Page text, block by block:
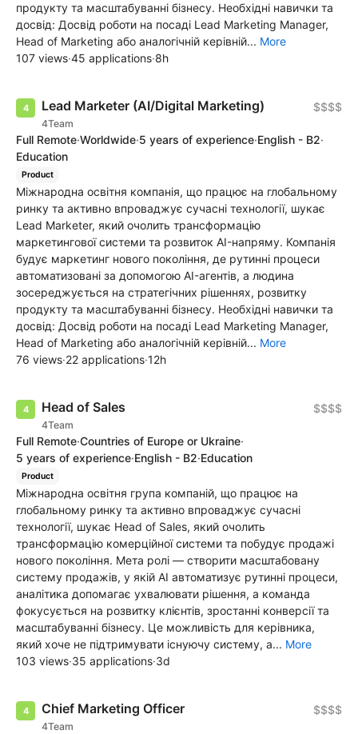
продукту та масштабуванні бізнесу. Необхідні навички та
досвід: Досвід роботи на посаді Lead Marketing Manager,
Head of Marketing або аналогічній керівній... More
107 views·45 applications·8h
Lead Marketer (AI/Digital Marketing)
4Team
$$$$
Full Remote·Worldwide·5 years of experience·English - B2·
Education
Product
Міжнародна освітня компанія, що працює на глобальному
ринку та активно впроваджує сучасні технології, шукає
Lead Marketer, який очолить трансформацію
маркетингової системи та розвиток AI-напряму. Компанія
будує маркетинг нового покоління, де рутинні процеси
автоматизовані за допомогою AI-агентів, а людина
зосереджується на стратегічних рішеннях, розвитку
продукту та масштабуванні бізнесу. Необхідні навички та
досвід: Досвід роботи на посаді Lead Marketing Manager,
Head of Marketing або аналогічній керівній... More
76 views·22 applications·12h
Head of Sales
4Team
$$$$
Full Remote·Countries of Europe or Ukraine·
5 years of experience·English - B2·Education
Product
Міжнародна освітня група компаній, що працює на
глобальному ринку та активно впроваджує сучасні
технології, шукає Head of Sales, який очолить
трансформацію комерційної системи та побудує продажі
нового покоління. Мета ролі — створити масштабовану
систему продажів, у якій AI автоматизує рутинні процеси,
аналітика допомагає ухвалювати рішення, а команда
фокусується на розвитку клієнтів, зростанні конверсії та
масштабуванні бізнесу. Це можливість для керівника,
який хоче не підтримувати існуючу систему, а... More
103 views·35 applications·3d
Chief Marketing Officer
4Team
$$$$